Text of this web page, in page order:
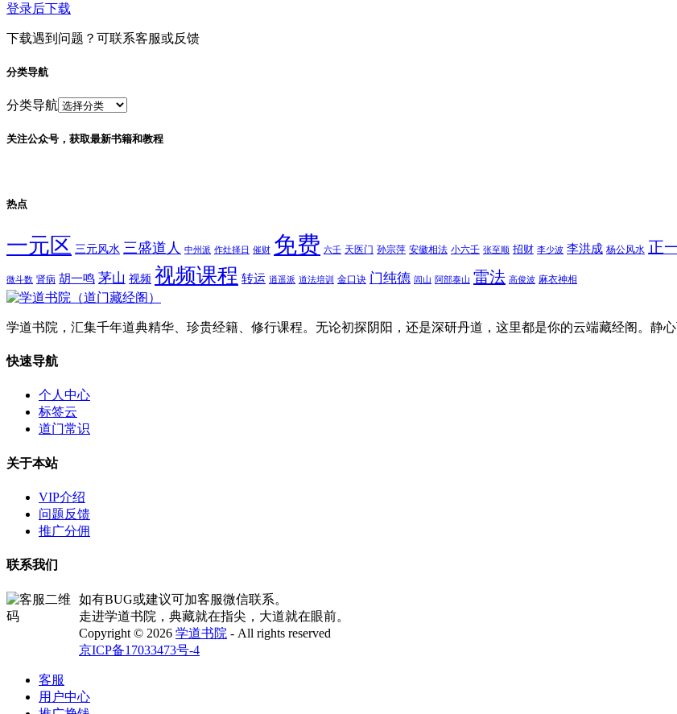
登录后下载
下载遇到问题？可联系客服或反馈
分类导航
分类导航
关注公众号，获取最新书籍和教程
热点
一元区 三元风水 三盛道人 中州派 作灶择日 催财 免费 六壬 天医门 孙宗萍 安徽相法 小六壬 张至顺 招财 李少波 李洪成 杨公风水 正
微斗数 肾病 胡一鸣 茅山 视频 视频课程 转运 逍遥派 道法培训 金口诀 门纯德 闾山 阿部泰山 雷法 高俊波 麻衣神相
学道书院，汇集千年道典精华、珍贵经籍、修行课程。无论初探阴阳，还是深研丹道，这里都是你的云端藏经阁。静
快速导航
个人中心
标签云
道门常识
关于本站
VIP介绍
问题反馈
推广分佣
联系我们
如有BUG或建议可加客服微信联系。
走进学道书院，典藏就在指尖，大道就在眼前。
Copyright © 2026 学道书院 - All rights reserved
京ICP备17033473号-4
客服
用户中心